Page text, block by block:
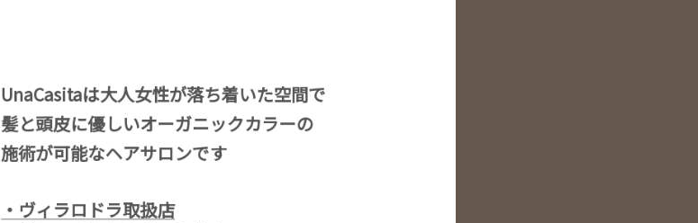
UnaCasitaは大人女性が落ち着いた空間で
髪と頭皮に優しいオーガニックカラーの
施術が可能なヘアサロンです
・ヴィラロドラ取扱店